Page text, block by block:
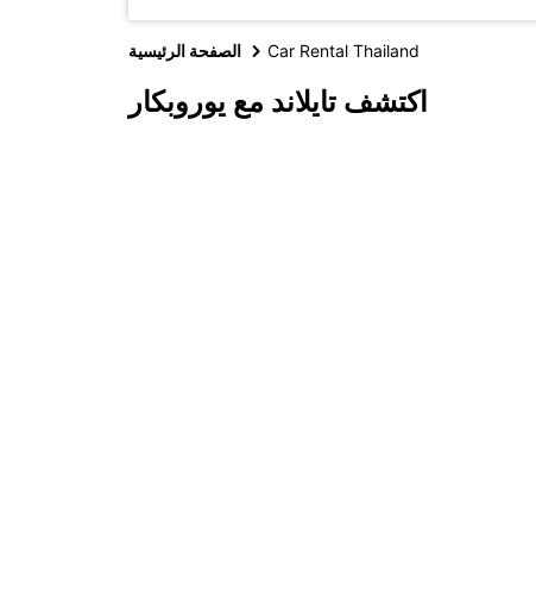
الصفحة الرئيسية Car Rental Thailand
اكتشف تايلاند مع يوروبكار